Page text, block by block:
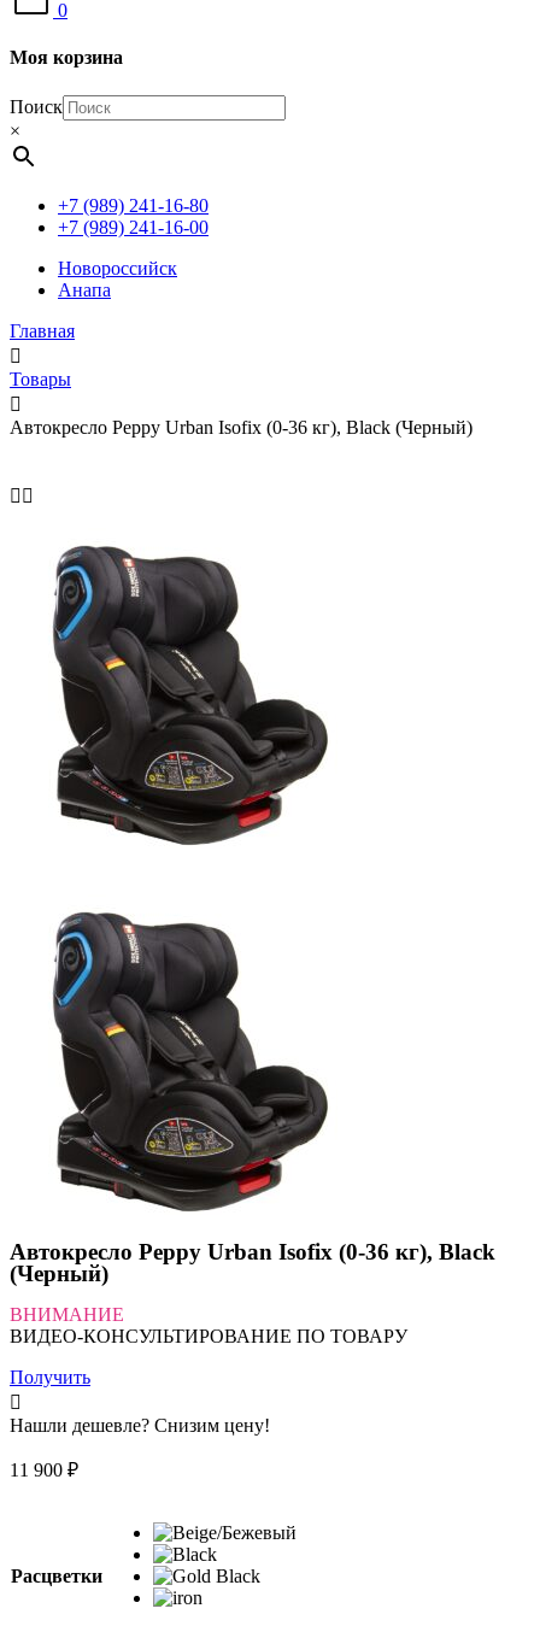
0
Моя корзина
Поиск
×
+7 (989) 241-16-80
+7 (989) 241-16-00
Новороссийск
Анапа
Главная
Товары
Автокресло Peppy Urban Isofix (0-36 кг), Black (Черный)
Автокресло Peppy Urban Isofix (0-36 кг), Black
(Черный)
ВНИМАНИЕ
ВИДЕО-КОНСУЛЬТИРОВАНИЕ ПО ТОВАРУ
Получить
Нашли дешевле? Снизим цену!
11 900 ₽
Расцветки